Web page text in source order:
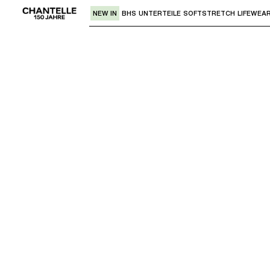
Verwende den "Pfeil nach unten"
NEW IN BHS UNTERTEILE SOFTSTRETCH LIFEWEAR